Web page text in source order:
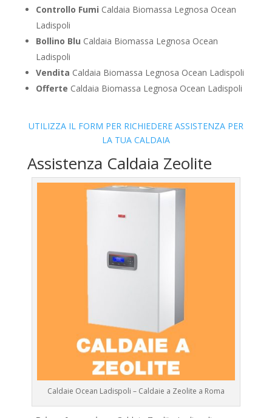
Controllo Fumi Caldaia Biomassa Legnosa Ocean
Ladispoli
Bollino Blu Caldaia Biomassa Legnosa Ocean
Ladispoli
Vendita Caldaia Biomassa Legnosa Ocean Ladispoli
Offerte Caldaia Biomassa Legnosa Ocean Ladispoli
UTILIZZA IL FORM PER RICHIEDERE ASSISTENZA PER
LA TUA CALDAIA
Assistenza Caldaia Zeolite
Caldaie Ocean Ladispoli – Caldaie a Zeolite a Roma